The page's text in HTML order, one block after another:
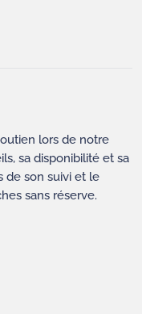
lors de notre
sa disponibilité et sa
de son suivi et le
sans réserve.